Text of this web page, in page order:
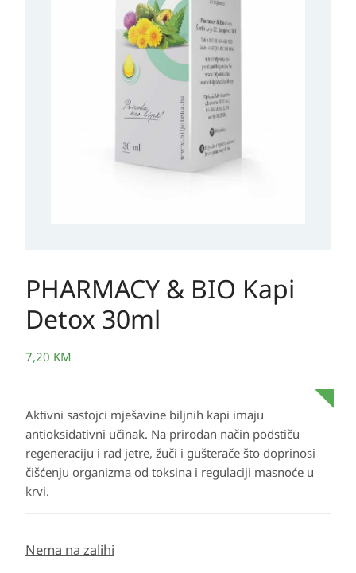
PHARMACY & BIO Kapi
Detox 30ml
7,20 KM
Aktivni sastojci mješavine biljnih kapi imaju
antioksidativni učinak. Na prirodan način podstiču
regeneraciju i rad jetre, žuči i gušterače što doprinosi
čišćenju organizma od toksina i regulaciji masnoće u
krvi.
Nema na zalihi